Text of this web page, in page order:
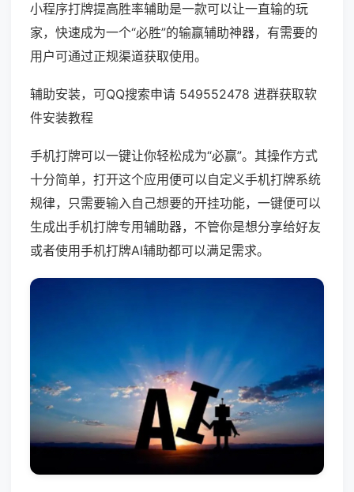
小程序打牌提高胜率辅助是一款可以让一直输的玩
家，快速成为一个“必胜”的输赢辅助神器，有需要的
用户可通过正规渠道获取使用。
辅助安装，可QQ搜索申请 549552478 进群获取软
件安装教程
手机打牌可以一键让你轻松成为“必赢”。其操作方式
十分简单，打开这个应用便可以自定义手机打牌系统
规律，只需要输入自己想要的开挂功能，一键便可以
生成出手机打牌专用辅助器，不管你是想分享给好友
或者使用手机打牌AI辅助都可以满足需求。